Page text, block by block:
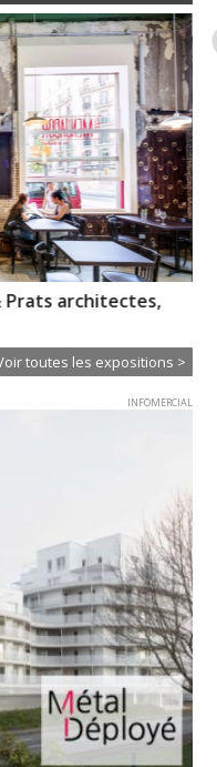
Prats architectes,
toutes les expositions >
INFOMERCIAL